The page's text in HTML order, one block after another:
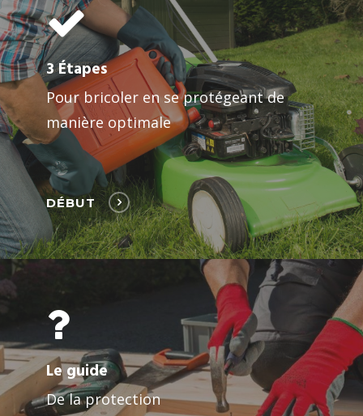
3 Étapes
Pour bricoler en se protégeant de
manière optimale
DÉBUT
Le guide
De la protection